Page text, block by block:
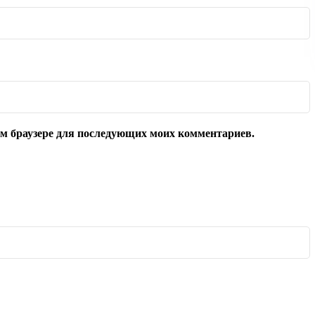
браузере для последующих моих комментариев.